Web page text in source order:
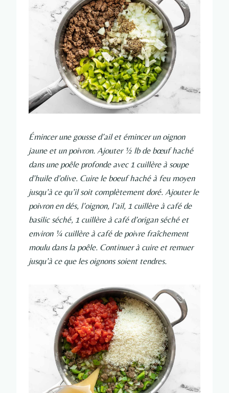
Émincer une gousse d’ail et émincer un oignon
jaune et un poivron. Ajouter ½ lb de bœuf haché
dans une poêle profonde avec 1 cuillère à soupe
d’huile d’olive. Cuire le boeuf haché à feu moyen
jusqu’à ce qu’il soit complètement doré. Ajouter le
poivron en dés, l’oignon, l’ail, 1 cuillère à café de
basilic séché, 1 cuillère à café d’origan séché et
environ ¼ cuillère à café de poivre fraîchement
moulu dans la poêle. Continuer à cuire et remuer
jusqu’à ce que les oignons soient tendres.